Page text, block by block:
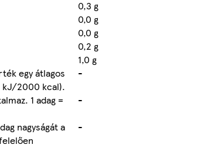
0,3 g
0,0 g
0,0 g
0,2 g
1,0 g
egy átlagos
kJ/2000 kcal).
-
1 adag =
-
nagyságát a
-